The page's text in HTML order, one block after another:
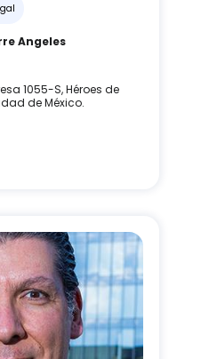
Angeles
1055-S, Héroes de
de México.